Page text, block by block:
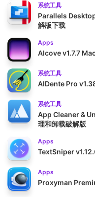
系统工具
Parallels
解版下载
Apps
Alcove v1.7.7
系统工具
AlDente Pro
系统工具
App Cleaner &
理和卸载破解版
Apps
TextSniper
Apps
Proxyman